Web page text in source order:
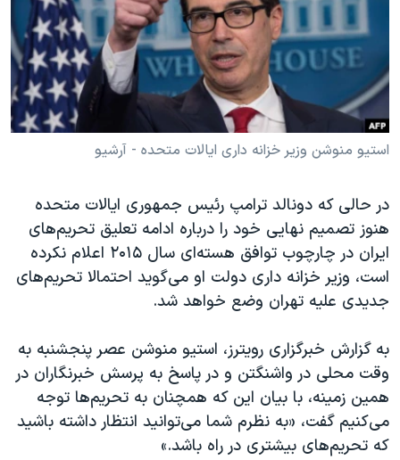
حقوق شهروندی
علم و فناوری
اسرائیل در جنگ
آرشیو پخش زنده
انتخابات ریاست جمهوری آمریکا ۲۰۲۴
حمله جمهوری اسلامی به اسرائیل
رمز مهسا
ورزش زنان در ایران
مجموعه مستندهای دادخواهی
تریبونال مردمی آبان ۹۸
دادگاه حمید نوری
چهل سال گروگان‌گیری
قانون شفافیت دارائی کادر رهبری ایران
اعتراضات مردمی آبان ۹۸
اسرائیل در جنگ
نرگس محمدی برنده جایزه نوبل صلح
زبانهای مختلف
استیو منوشن وزیر خزانه داری ایالات متحده - آرشیو
در حالی که دونالد ترامپ رئیس جمهوری ایالات متحده
هنوز تصمیم نهایی خود را درباره ادامه تعلیق تحریم‌های
ایران در چارچوب توافق هسته‌ای سال ۲۰۱۵ اعلام نکرده
است، وزیر خزانه داری دولت او می‌گوید احتمالا تحریم‌های
جدیدی علیه تهران وضع خواهد شد.
به گزارش خبرگزاری رویترز، استیو منوشن عصر پنجشنبه به
وقت محلی در واشنگتن و در پاسخ به پرسش خبرنگاران در
همین زمینه، با بیان این که همچنان به تحریم‌ها توجه
می‌کنیم گفت، «به نظرم شما می‌توانید انتظار داشته باشید
که تحریم‌های بیشتری در راه باشد.»